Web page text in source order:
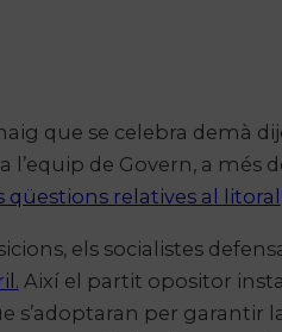
que se celebra demà
de Govern, a més
relatives al litoral
els socialistes
Així el partit opositor
s’adoptaran per